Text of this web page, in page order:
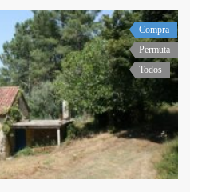
Compra
Permuta
Todos